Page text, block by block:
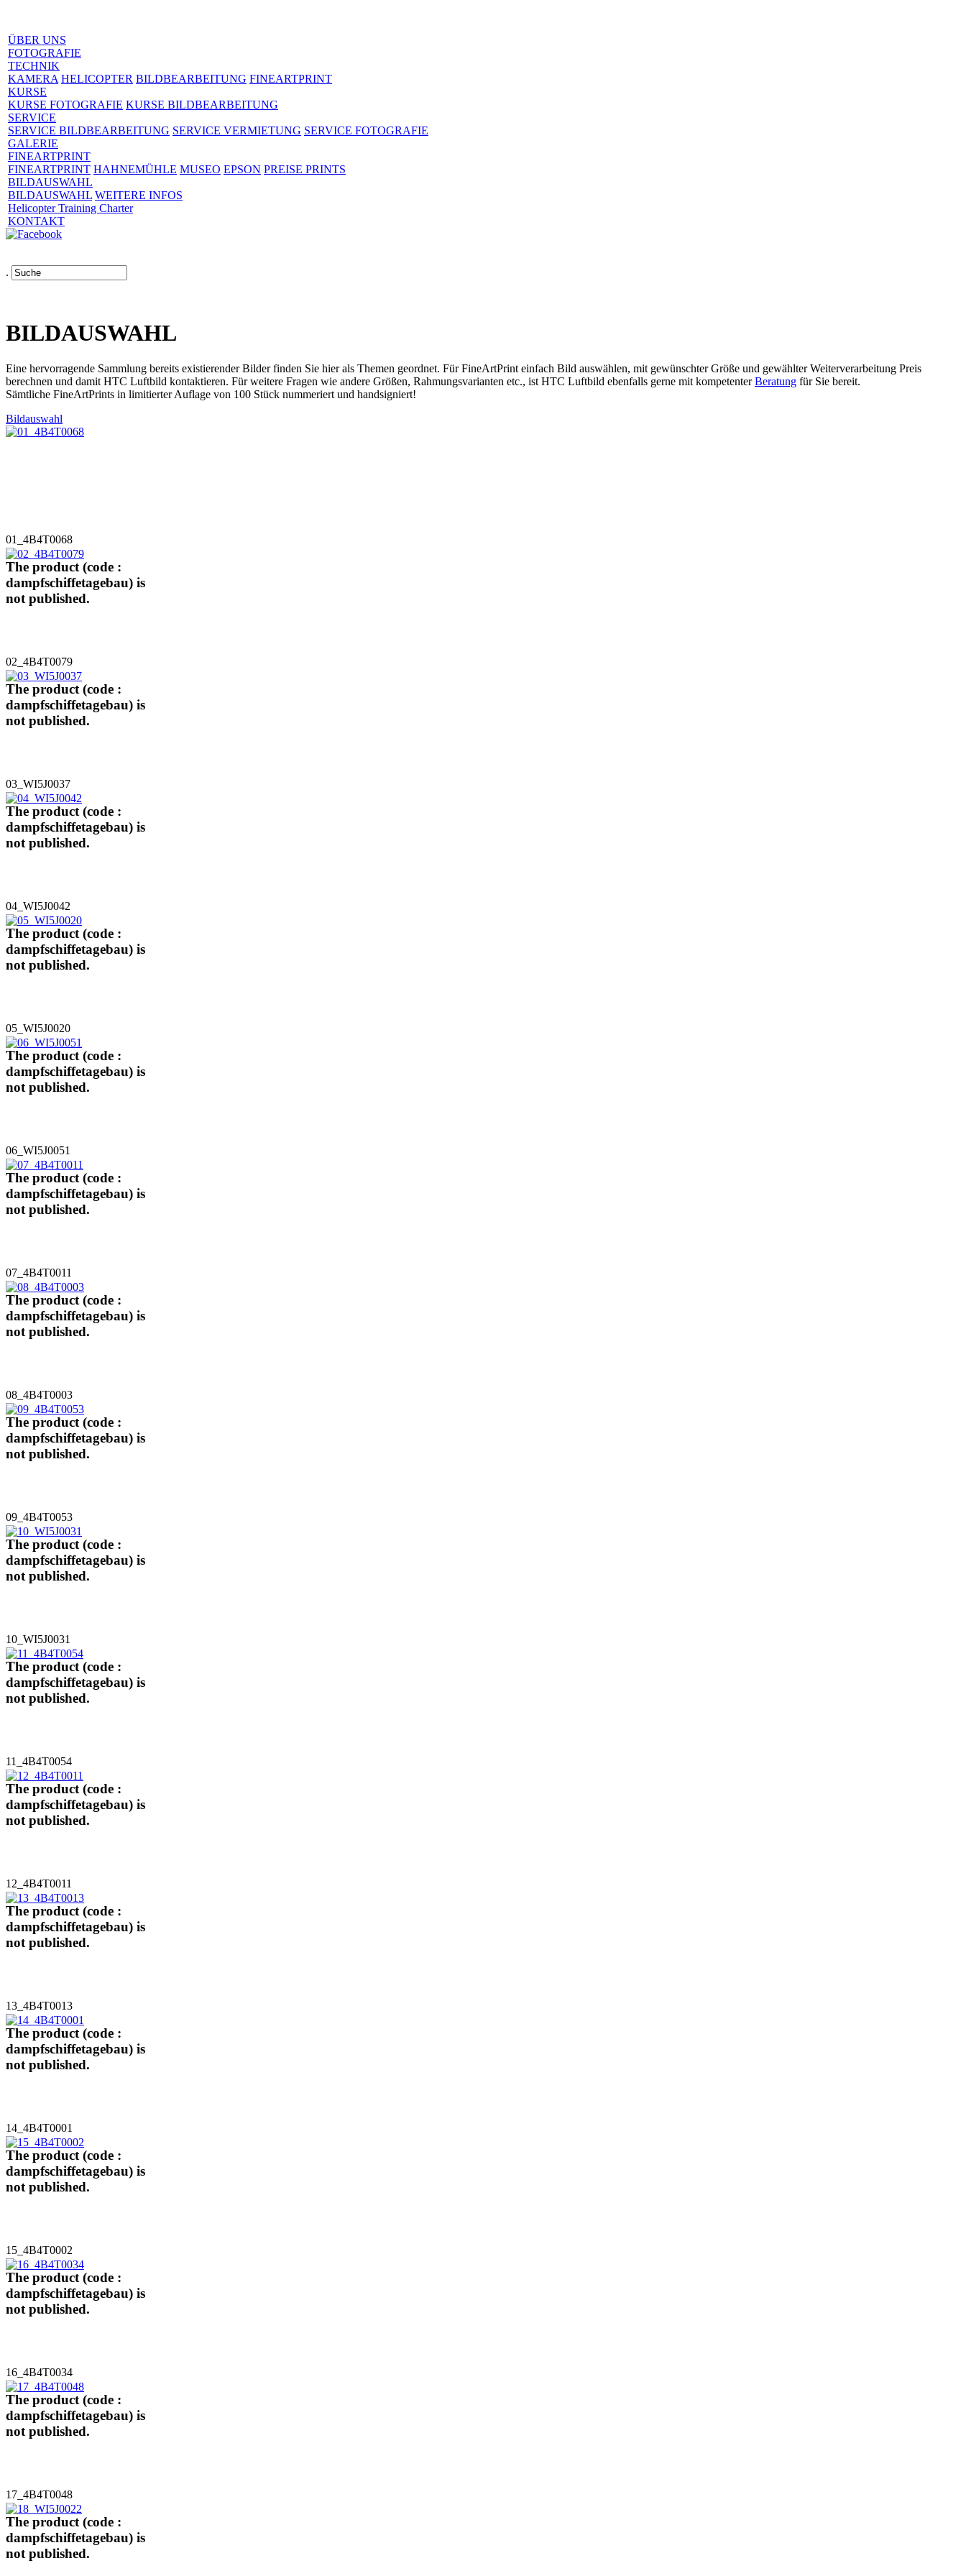
ÜBER UNS
FOTOGRAFIE
TECHNIK
KAMERA HELICOPTER BILDBEARBEITUNG FINEARTPRINT
KURSE
KURSE FOTOGRAFIE KURSE BILDBEARBEITUNG
SERVICE
SERVICE BILDBEARBEITUNG SERVICE VERMIETUNG SERVICE FOTOGRAFIE
GALERIE
FINEARTPRINT
FINEARTPRINT HAHNEMÜHLE MUSEO EPSON PREISE PRINTS
BILDAUSWAHL
BILDAUSWAHL WEITERE INFOS
Helicopter Training Charter
KONTAKT
.
BILDAUSWAHL
Eine hervorragende Sammlung bereits existierender Bilder finden Sie hier als Themen geordnet. Für FineArtPrint einfach Bild auswählen, mit gewünschter Größe und gewählter Weiterverarbeitung Preis
berechnen und damit HTC Luftbild kontaktieren. Für weitere Fragen wie andere Größen, Rahmungsvarianten etc., ist HTC Luftbild ebenfalls gerne mit kompetenterBeratung für Sie bereit.
Sämtliche FineArtPrints in limitierter Auflage von 100 Stück nummeriert und handsigniert!
Bildauswahl
01_4B4T0068
The product (code :
dampfschiffetagebau) is
not published.
02_4B4T0079
The product (code :
dampfschiffetagebau) is
not published.
03_WI5J0037
The product (code :
dampfschiffetagebau) is
not published.
04_WI5J0042
The product (code :
dampfschiffetagebau) is
not published.
05_WI5J0020
The product (code :
dampfschiffetagebau) is
not published.
06_WI5J0051
The product (code :
dampfschiffetagebau) is
not published.
07_4B4T0011
The product (code :
dampfschiffetagebau) is
not published.
08_4B4T0003
The product (code :
dampfschiffetagebau) is
not published.
09_4B4T0053
The product (code :
dampfschiffetagebau) is
not published.
10_WI5J0031
The product (code :
dampfschiffetagebau) is
not published.
11_4B4T0054
The product (code :
dampfschiffetagebau) is
not published.
12_4B4T0011
The product (code :
dampfschiffetagebau) is
not published.
13_4B4T0013
The product (code :
dampfschiffetagebau) is
not published.
14_4B4T0001
The product (code :
dampfschiffetagebau) is
not published.
15_4B4T0002
The product (code :
dampfschiffetagebau) is
not published.
16_4B4T0034
The product (code :
dampfschiffetagebau) is
not published.
17_4B4T0048
The product (code :
dampfschiffetagebau) is
not published.